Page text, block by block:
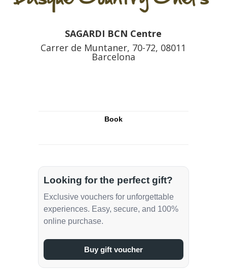
SAGARDI BCN Centre
Carrer de Muntaner, 70-72, 08011
Barcelona